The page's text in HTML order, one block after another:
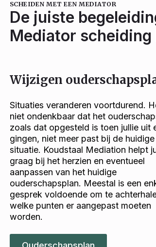
SCHEIDEN MET EEN MEDIATOR
De juiste
Mediator
Wijzigen
Situaties veranderen voortdurend.
niet ondenkbaar dat het
zoals dat opgesteld is toen jullie uit
gingen, niet meer past bij de huidige
situatie. Koudstaal Mediation helpt
graag bij het herzien en eventueel
aanpassen van het huidige
ouderschapsplan. Meestal is een
gesprek voldoende om te
welke punten er aangepast moeten
worden.